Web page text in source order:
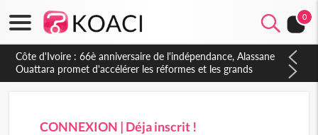
0
Côte d'Ivoire : 66è anniversaire de l'indépendance, Alassane
Ouattara promet d'accélérer les réformes et les grands
investissements pour une nation plus forte et plus prospère
CONNEXION | Déja inscrit !